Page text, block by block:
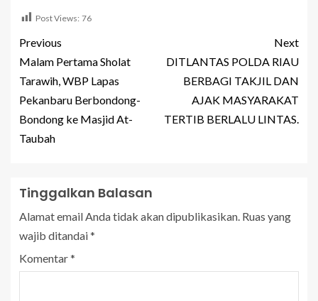
Post Views: 76
Previous
Malam Pertama Sholat
Tarawih, WBP Lapas
Pekanbaru Berbondong-
Bondong ke Masjid At-
Taubah
Next
DITLANTAS POLDA RIAU
BERBAGI TAKJIL DAN
AJAK MASYARAKAT
TERTIB BERLALU LINTAS.
Tinggalkan Balasan
Alamat email Anda tidak akan dipublikasikan. Ruas yang
wajib ditandai*
Komentar*